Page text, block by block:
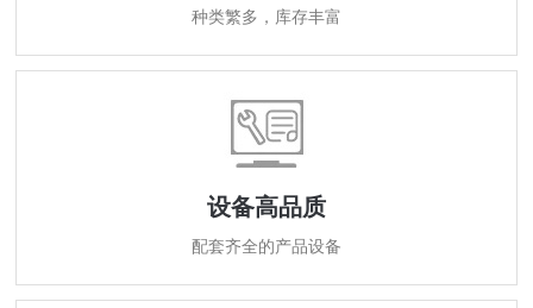
种类繁多，库存丰富
设备高品质
配套齐全的产品设备